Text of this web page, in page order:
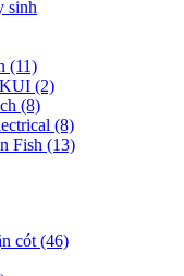
sinh
(11)
(2)
(8)
(8)
Fish (13)
cót (46)